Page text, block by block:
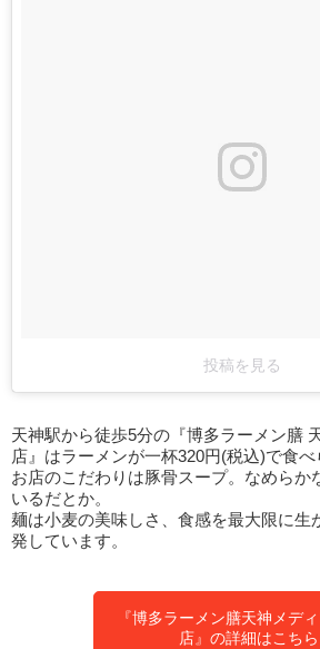
投稿を見る
天神駅から徒歩5分の『博多ラーメン膳
店』はラーメンが一杯320円(税込)で食べ
お店のこだわりは豚骨スープ。なめらか
いるだとか。
麺は小麦の美味しさ、食感を最大限に生
発しています。
『博多ラーメン膳天神メデ
店』の詳細はこちら